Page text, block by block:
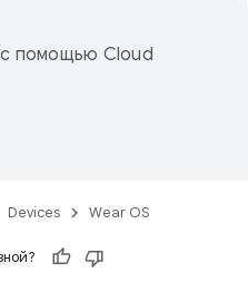
с помощью Cloud
Devices Wear OS